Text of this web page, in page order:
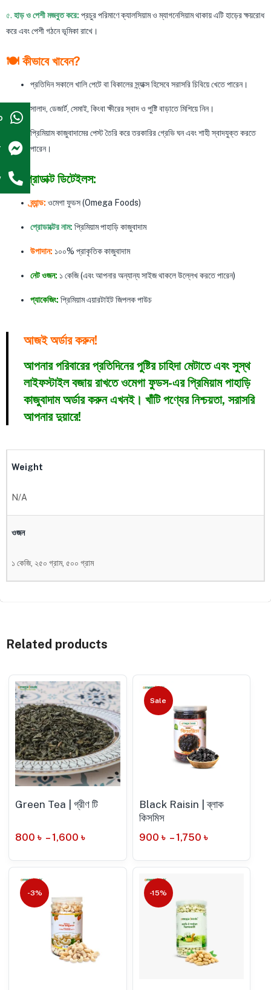
৫. হাড় ও পেশী মজবুত করে: প্রচুর পরিমাণে ক্যালসিয়াম ও ম্যাগনেসিয়াম থাকায় এটি হাড়ের ক্ষয়রোধ
করে এবং পেশী গঠনে ভূমিকা রাখে।
🍽️ কীভাবে খাবেন?
প্রতিদিন সকালে খালি পেটে বা বিকালের স্ন্যাক্স হিসেবে সরাসরি চিবিয়ে খেতে পারেন।
সালাদ, ডেজার্ট, সেমাই, কিংবা ক্ষীরের স্বাদ ও পুষ্টি বাড়াতে মিশিয়ে নিন।
প্রিমিয়াম কাজুবাদামের পেস্ট তৈরি করে তরকারির গ্রেভি ঘন এবং শাহী স্বাদযুক্ত করতে
পারেন।
📦 প্রোডাক্ট ডিটেইলস:
ব্র্যান্ড: ওমেগা ফুডস (Omega Foods)
প্রোডাক্টের নাম: প্রিমিয়াম পাহাড়ি কাজুবাদাম
উপাদান: ১০০% প্রাকৃতিক কাজুবাদাম
নেট ওজন: ১ কেজি (এবং আপনার অন্যান্য সাইজ থাকলে উল্লেখ করতে পারেন)
প্যাকেজিং: প্রিমিয়াম এয়ারটাইট জিপলক পাউচ
আজই অর্ডার করুন!
আপনার পরিবারের প্রতিদিনের পুষ্টির চাহিদা মেটাতে এবং সুস্থ
লাইফস্টাইল বজায় রাখতে ওমেগা ফুডস-এর প্রিমিয়াম পাহাড়ি
কাজুবাদাম অর্ডার করুন এখনই। খাঁটি পণ্যের নিশ্চয়তা, সরাসরি
আপনার দুয়ারে!
Weight
N/A
ওজন
১ কেজি, ২৫০ গ্রাম, ৫০০ গ্রাম
Related products
Green Tea | গ্রীণ টি
800 ৳ – 1,600 ৳
Sale
Black Raisin | ব্লাক
কিসমিস
900 ৳ – 1,750 ৳
-3% -15%